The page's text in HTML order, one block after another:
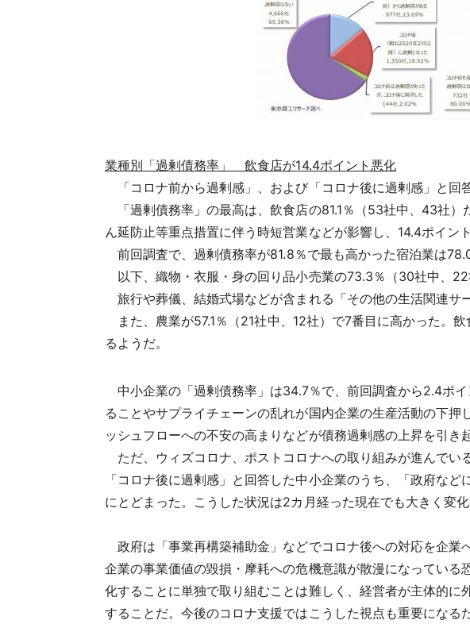
業種別「過剰債務率」 飲食店が14.4ポイント悪化
「コロナ前から過剰感」、および「コロナ後に過剰感」と回
「過剰債務率」の最高は、飲食店の81.1％（53社中、43社
ん延防止等重点措置に伴う時短営業などが影響し、14.4ポイント
前回調査で、過剰債務率が81.8％で最も高かった宿泊業は
以下、織物・衣服・身の回り品小売業の73.3％（30社中、
旅行や葬儀、結婚式場などが含まれる「その他の生活関連サ
また、農業が57.1％（21社中、12社）で7番目に高かった。
るようだ。
中小企業の「過剰債務率」は34.7％で、前回調査から2.4ポ
ることやサプライチェーンの乱れが国内企業の生産活動の下
ッシュフローへの不安の高まりなどが債務過剰感の上昇を引き
ただ、ウィズコロナ、ポストコロナへの取り組みが進んでい
「コロナ後に過剰感」と回答した中小企業のうち、「政府な
にとどまった。こうした状況は2カ月経った現在でも大きく変化
政府は「事業再構築補助金」などでコロナ後への対応を企業
企業の事業価値の毀損・摩耗への危機意識が散漫になってい
化することに単独で取り組むことは難しく、経営者が主体的
することだ。今後のコロナ支援ではこうした視点も重要になる